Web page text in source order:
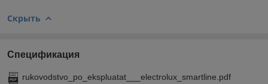
Скрыть
Спецификация
rukovodstvo_po_ekspluatat___electrolux_smartline.pdf